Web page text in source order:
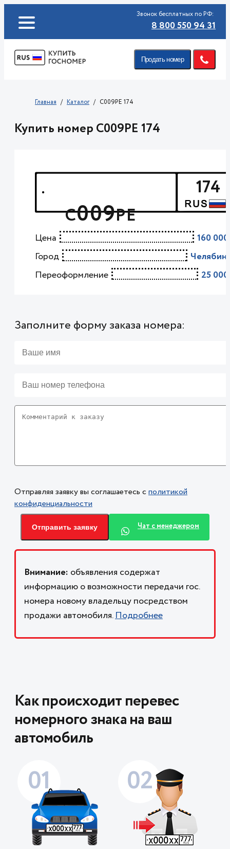
Звонок бесплатных по РФ:
8 800 550 94 31
Продать номер
Главная Каталог C009PE 174
Купить номер C009PE 174
С009РЕ
174
Цена
160
Город
Переоформление
25
Заполните форму заказа номера:
Отправляя заявку вы соглашаетесь сполитикой
конфиденциальности
Отправить заявку Чат с менеджером
Внимание: объявления содержат
информацию о возможности передачи гос.
номера новому владельцу посредством
продажи автомобиля.Подробнее
Как происходит перевес
номерного знака на ваш
автомобиль
01 02